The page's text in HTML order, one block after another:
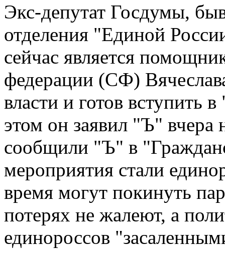
Экс-депутат Госдумы,
отделения "Единой
сейчас является
федерации (СФ)
власти и готов
этом он заявил "Ъ" вчера
сообщили "Ъ" в
мероприятия стали
время могут покинуть
потерях не жалеют, а
единороссов